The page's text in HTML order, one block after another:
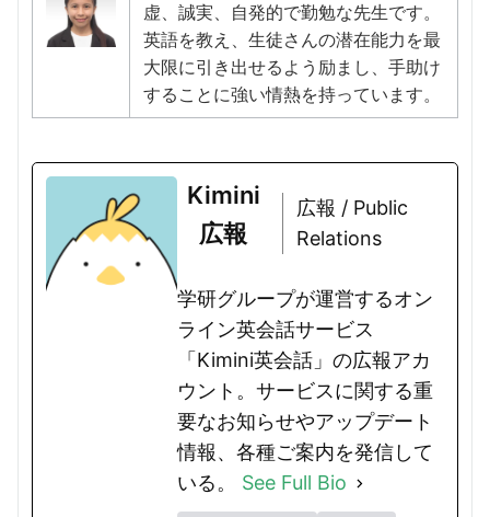
虚、誠実、自発的で勤勉な先生です。
英語を教え、生徒さんの潜在能力を最
大限に引き出せるよう励まし、手助け
することに強い情熱を持っています。
Kimini
広報
広報 / Public
Relations
学研グループが運営するオン
ライン英会話サービス
「Kimini英会話」の広報アカ
ウント。サービスに関する重
要なお知らせやアップデート
情報、各種ご案内を発信して
いる。 See Full Bio